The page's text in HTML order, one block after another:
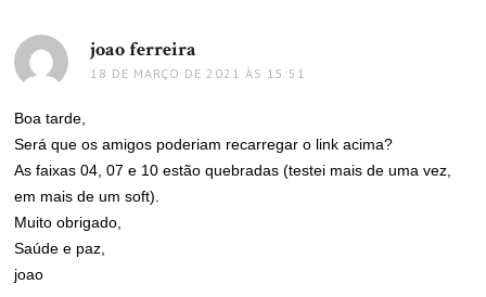
joao ferreira
18 DE MARÇO DE 2021 ÀS 15:51
Boa tarde,
Será que os amigos poderiam recarregar o link acima?
As faixas 04, 07 e 10 estão quebradas (testei mais de uma vez,
em mais de um soft).
Muito obrigado,
Saúde e paz,
joao